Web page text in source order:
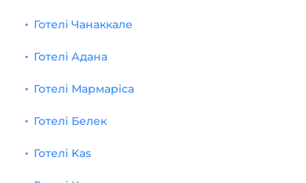
Готелі Чанаккале
Готелі Адана
Готелі Мармаріса
Готелі Белек
Готелі Kas